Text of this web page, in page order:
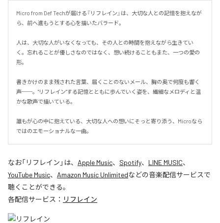
Micro from Def Techが届ける『リフレイン』は、大切な人との記憶を抱えなが
ら、前へ進もうとする心を描いたバラード。
人は、大切な人がいなくなっても、その人との時間を抱えながら生きてい
く。忘れることが優しさなのではなく、想い続けることもまた、一つの愛の
形。
書きかけのまま残された言葉、届くことのないメール、胸の奥で何度も響く
声──。"リフレイン"する記憶とともに歩んでいく姿を、繊細なメロディと温
かな歌声で描いている。
誰もが心の中に抱えている、大切な人への想いにそっと寄り添う、Microなら
ではのエモーショナルな一曲。
なお「リフレイン 」は、 Apple Music、 Spotify、 LINE MUSIC、
YouTube Music、 Amazon Music Unlimitedなどの音楽配信サービスで
聴くことができる。
各配信サービス： リフレイン